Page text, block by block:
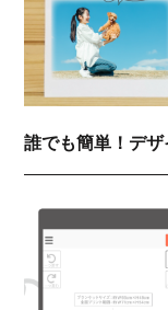
誰でも簡単！デ